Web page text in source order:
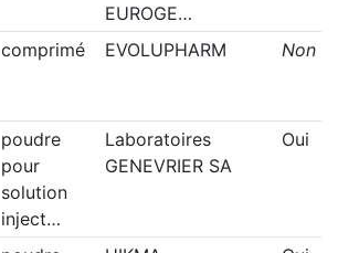
EUROGE…
comprimé EVOLUPHARM Non
poudre
pour
solution
inject…
Laboratoires
GENEVRIER SA
Oui